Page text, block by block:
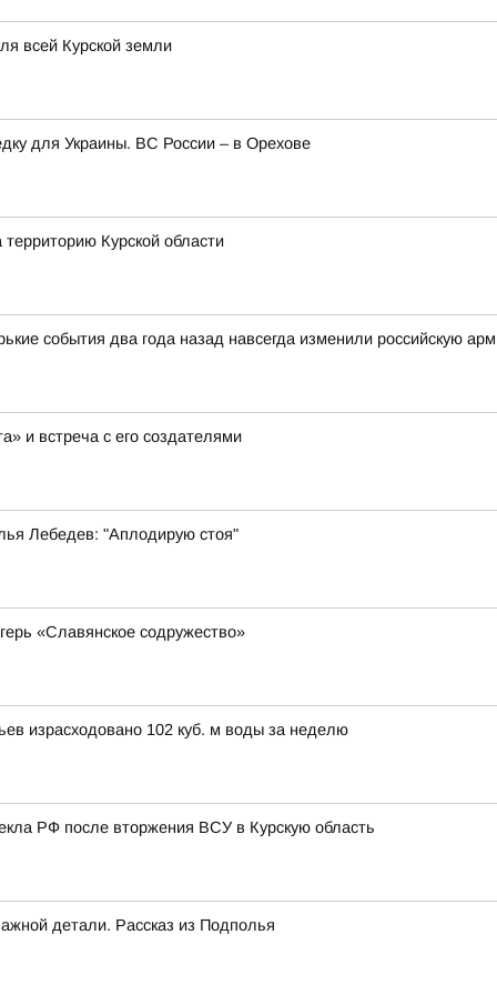
всей Курской земли
для Украины. ВС России – в Орехове
Курской области
события два года назад навсегда изменили российскую
и встреча с его создателями
Лебедев: "Аплодирую стоя"
«Славянское содружество»
израсходовано 102 куб. м воды за неделю
РФ после вторжения ВСУ в Курскую область
детали. Рассказ из Подполья